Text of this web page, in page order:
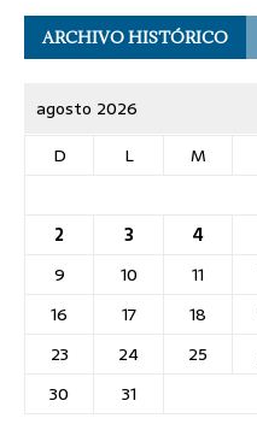
ARCHIVO HISTÓRICO
agosto 2026
D
L M
2
3 4
9
10 11
16
17 18
23
24 25
30
31